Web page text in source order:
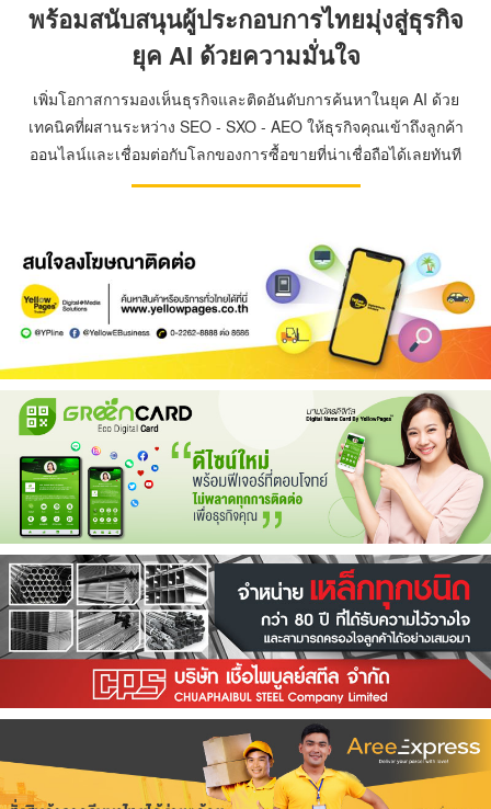
พร้อมสนับสนุนผู้ประกอบการไทยมุ่งสู่ธุรกิจ
ยุค AI ด้วยความมั่นใจ
เพิ่มโอกาสการมองเห็นธุรกิจและติดอันดับการค้นหาในยุค AI ด้วย
เทคนิคที่ผสานระหว่าง SEO - SXO - AEO ให้ธุรกิจคุณเข้าถึงลูกค้า
ออนไลน์และเชื่อมต่อกับโลกของการซื้อขายที่น่าเชื่อถือได้เลยทันที